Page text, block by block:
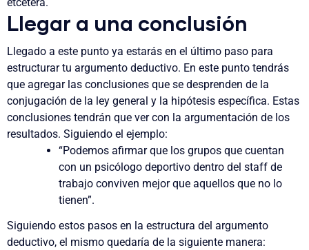
Llegar a una conclusión
Llegado a este punto ya estarás en el último paso para
estructurar tu argumento deductivo. En este punto tendrás
que agregar las conclusiones que se desprenden de la
conjugación de la ley general y la hipótesis específica. Estas
conclusiones tendrán que ver con la argumentación de los
resultados. Siguiendo el ejemplo:
“Podemos afirmar que los grupos que cuentan
con un psicólogo deportivo dentro del staff de
trabajo conviven mejor que aquellos que no lo
tienen”.
Siguiendo estos pasos en la estructura del argumento
deductivo, el mismo quedaría de la siguiente manera: